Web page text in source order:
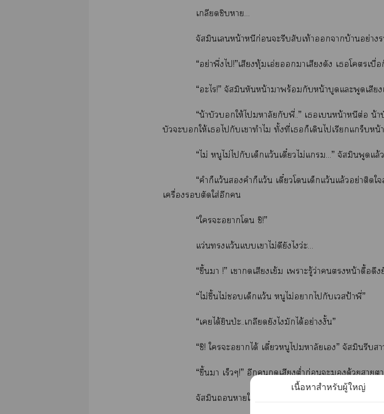
เกลียดชิบา…
จัสมินเหน้าหนีก่อนะรีบสับเท้าาบ้านอย่างร
“อย่าพึ่งไ!”เสียงทุ้มเอ่ยาเสียงดัง เโเ
“ะไ!” จัสมินหันหน้าาพร้อมกับหน้าบูดแะพูดเสียง
“น้าบัวให้ไมหาลัยกับพี่..” เเหน้าหนีต่อ น้า
บัวะให้เไกับเาทำไม ทั้งที่เก็เดินไเรียกแร็บหน้
“ไม่ หนูไม่ไกับเด็กแว้นเดี๋ยวไม่แ…” จัสมินพูดแ
“คำก็แว้นคำก็แว้น เดี๋ยวโเด็กแว้นแล้วอย่าติด
เครื่องตัดใส่อีก
“ใะาโ ชิ!”
แว่นแว้นแเาไม่ดียังไว่ะ…
“ขึ้นา !” เาเสียงเข้ม เาะรู้ว่าหน้าดื้อดึง
“ไม่ขึ้นไม่เด็กแว้น หนูไม่าไกับเวสป้าพี่”
“เได้ยินป่ะ..เกลียดยังไมักได้อย่างงั้น”
“ชิ! ใะาได้ เดี๋ยวหนูไมหาลัยเ” จัสมินรีบ
“ขึ้นา เร็วๆ!” อีกเสียงต่ำก่อนะด้วยา
จัสมินาใมาก่อนะขึ้นอย่างจำใ
เนื้อหาสำหรับผู้ใหญ่